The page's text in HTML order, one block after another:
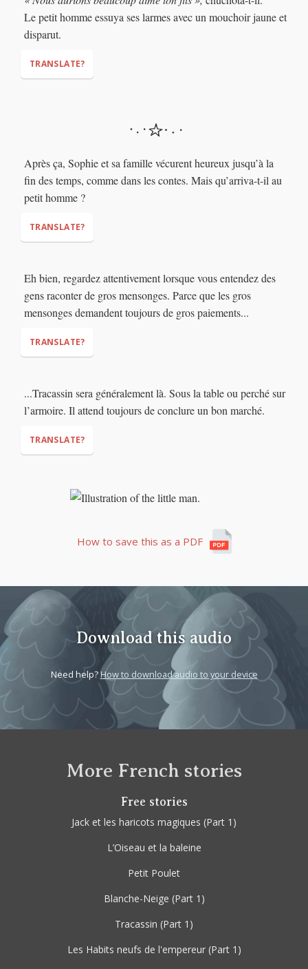
"How
did you know my name? HOW DID YOU KNOW MY NAME?!"
Le petit homme essuya ses larmes avec un mouchoir jaune et
disparut.
TRANSLATE?
Après ça, Sophie et sa famille vécurent heureux jusqu’à la
fin des temps, comme dans les contes. Mais qu’arriva-t-il au
petit homme ?
TRANSLATE?
(happily until the end of time)
Eh bien, regardez attentivement lorsque vous entendez des
gens raconter de gros mensonges. Parce que les gros
mensonges demandent toujours de gros paiements...
TRANSLATE?
Because big lies always demand big payments...
...Tracassin sera généralement là. Sous la table ou perché sur
l’armoire. Il attend toujours de conclure un bon marché.
TRANSLATE?
How to save this as a PDF
Download this audio
Need help?How to download audio to your device
More French stories
Free stories
Jack et les haricots magiques (Part 1)
L’Oiseau et la baleine
Petit Poulet
Blanche-Neige (Part 1)
Tracassin (Part 1)
Les Habits neufs de l'empereur(Part 1)